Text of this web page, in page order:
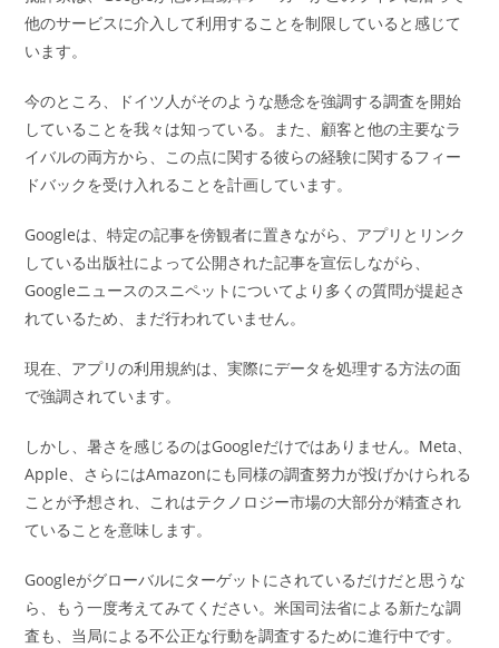
他のサービスに介入して利用することを制限していると感じて
います。
今のところ、ドイツ人がそのような懸念を強調する調査を開始
していることを我々は知っている。また、顧客と他の主要なラ
イバルの両方から、この点に関する彼らの経験に関するフィー
ドバックを受け入れることを計画しています。
Googleは、特定の記事を傍観者に置きながら、アプリとリンク
している出版社によって公開された記事を宣伝しながら、
Googleニュースのスニペットについてより多くの質問が提起さ
れているため、まだ行われていません。
現在、アプリの利用規約は、実際にデータを処理する方法の面
で強調されています。
しかし、暑さを感じるのはGoogleだけではありません。Meta、
Apple、さらにはAmazonにも同様の調査努力が投げかけられる
ことが予想され、これはテクノロジー市場の大部分が精査され
ていることを意味します。
Googleがグローバルにターゲットにされているだけだと思うな
ら、もう一度考えてみてください。米国司法省による新たな調
査も、当局による不公正な行動を調査するために進行中です。